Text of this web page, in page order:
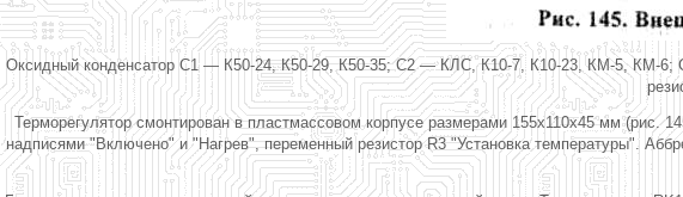
Оксидный конденсатор С1 — К50-24, К50-29, К50-35; С2 — КЛС, К10-7, К10-23, КМ-5, КМ-
Терморегулятор смонтирован в пластмассовом корпусе размерами 155х110х45 мм
надписями "Включено" и "Нагрев", переменный резистор R3 "Установка температуры".